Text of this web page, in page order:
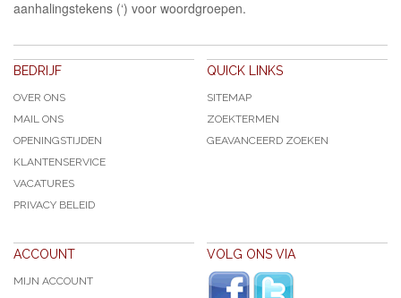
aanhalingstekens (‘) voor woordgroepen.
BEDRIJF
OVER ONS
MAIL ONS
OPENINGSTIJDEN
KLANTENSERVICE
VACATURES
PRIVACY BELEID
QUICK LINKS
SITEMAP
ZOEKTERMEN
GEAVANCEERD ZOEKEN
ACCOUNT
MIJN ACCOUNT
VOLG ONS VIA